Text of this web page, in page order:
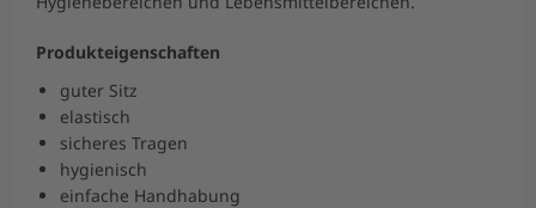
Produkteigenschaften
guter Sitz
elastisch
sicheres Tragen
hygienisch
einfache Handhabung